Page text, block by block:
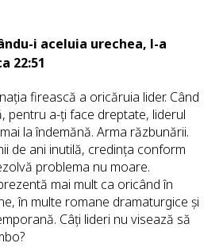
i aceluia urechea, l-a
22:51
firească a oricăruia lider. Când
pentru a-ți face dreptate, liderul
la îndemănă. Arma răzbunării.
de ani inutilă, credința conform
problema nu moare.
mai mult ca oricând în
în multe romane dramaturgice și
Câți lideri nu visează să